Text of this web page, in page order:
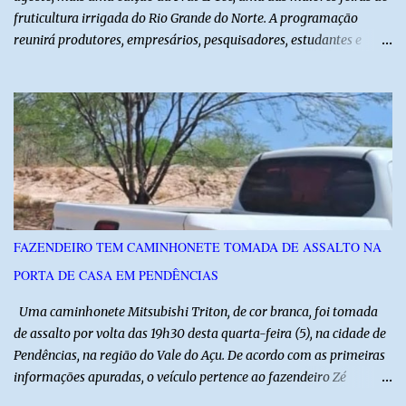
fruticultura irrigada do Rio Grande do Norte. A programação
reunirá produtores, empresários, pesquisadores, estudantes e
instituições e tecnologias voltadas ao setor. Além das atividades
técnicas, a feira contará com programação cultural. No dia 20 de
agosto, o público poderá prestigiar o show de humor com Mução,
seguido de apresentação musical de Vê Barreto. A Frut & Tec
reforça a importância do Distrito de Irrigação do Baixo Açu como
referência na fruticultura irrigada, promovendo conhecimento,
inovação e oportunidades para o desenvolvimento do agronegócio
potiguar. @associacaodiba
FAZENDEIRO TEM CAMINHONETE TOMADA DE ASSALTO NA
PORTA DE CASA EM PENDÊNCIAS
Uma caminhonete Mitsubishi Triton, de cor branca, foi tomada
de assalto por volta das 19h30 desta quarta-feira (5), na cidade de
Pendências, na região do Vale do Açu. De acordo com as primeiras
informações apuradas, o veículo pertence ao fazendeiro Zé